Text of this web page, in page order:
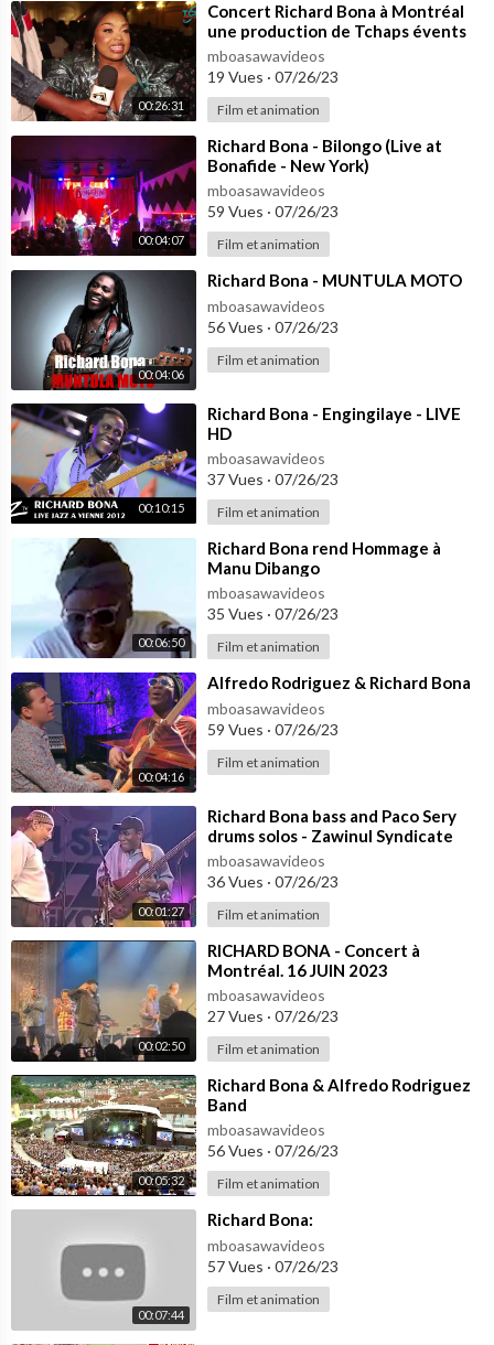
00:26:31
⁣Concert Richard Bona à Montréal
une production de Tchaps évents
couverture médiatique NGAS TV
mboasawavideos
19 Vues · 07/26/23
Film et animation
00:04:07
⁣Richard Bona - Bilongo (Live at
Bonafide - New York)
mboasawavideos
59 Vues · 07/26/23
Film et animation
00:04:06
⁣Richard Bona - MUNTULA MOTO
mboasawavideos
56 Vues · 07/26/23
Film et animation
00:10:15
⁣Richard Bona - Engingilaye - LIVE
HD
mboasawavideos
37 Vues · 07/26/23
Film et animation
00:06:50
⁣Richard Bona rend Hommage à
Manu Dibango
mboasawavideos
35 Vues · 07/26/23
Film et animation
00:04:16
⁣Alfredo Rodriguez & Richard Bona
mboasawavideos
59 Vues · 07/26/23
Film et animation
00:01:27
⁣Richard Bona bass and Paco Sery
drums solos - Zawinul Syndicate
mboasawavideos
36 Vues · 07/26/23
Film et animation
00:02:50
⁣RICHARD BONA - Concert à
Montréal. 16 JUIN 2023
mboasawavideos
27 Vues · 07/26/23
Film et animation
00:05:32
⁣Richard Bona & Alfredo Rodriguez
Band
mboasawavideos
56 Vues · 07/26/23
Film et animation
00:07:44
⁣Richard Bona:
mboasawavideos
57 Vues · 07/26/23
Film et animation